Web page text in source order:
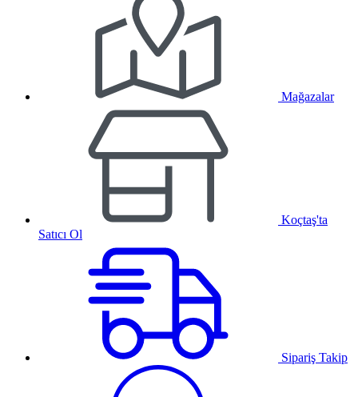
Mağazalar
Koçtaş'ta
Satıcı Ol
Sipariş Takip